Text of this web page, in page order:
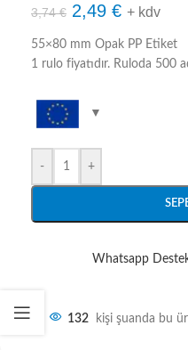
3,74€ 2,49 € + kdv
55×80 mm Opak PP Etiket
1 rulo fiyatıdır. Ruloda 500
- +
Whatsapp
132 kişi şuanda bu